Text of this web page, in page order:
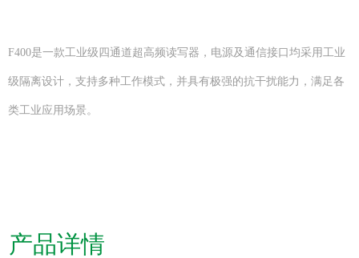
F400是一款工业级四通道超高频读写器，电源及通信接口均采用工业
级隔离设计，支持多种工作模式，并具有极强的抗干扰能力，满足各
类工业应用场景。
产品详情